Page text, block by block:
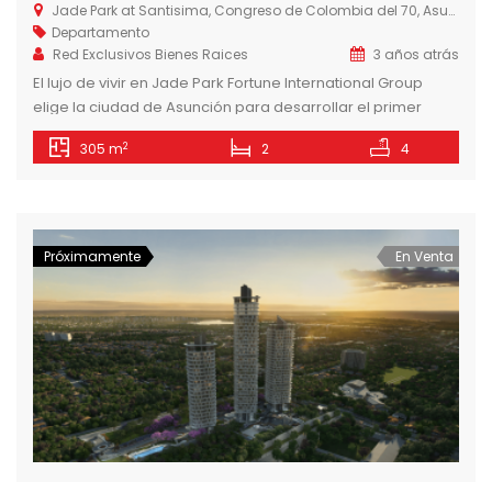
Jade Park at Santisima, Congreso de Colombia del 70, Asunción, Paraguay
Departamento
Red Exclusivos Bienes Raices
3 años atrás
El lujo de vivir en Jade Park Fortune International Group
elige la ciudad de Asunción para desarrollar el primer
Jade en América Latina, en sociedad con Jimenez Gaona y
Lima, la empresa constructora líder en Paraguay. Un
305 m2 2 4
Próximamente En Venta